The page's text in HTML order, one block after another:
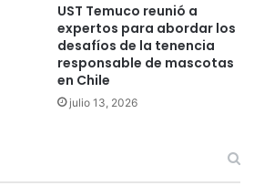
UST Temuco reunió a
expertos para abordar los
desafíos de la tenencia
responsable de mascotas
en Chile
julio 13, 2026